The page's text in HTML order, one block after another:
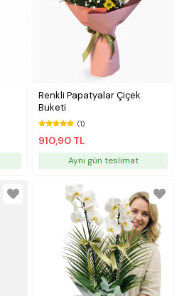
Renkli Papatyalar Çiçek
Buketi
(1)
910,90 TL
Aynı gün teslimat